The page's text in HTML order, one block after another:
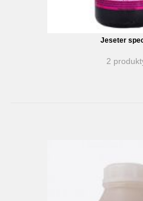
Jeseter
2